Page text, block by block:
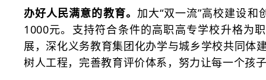
办好人民满意的教育。 加大“双一流”高校建设
1000元。支持符合条件的高职高专学校升格为
展，深化义务教育集团化办学与城乡学校共同体
树人工程，完善教育评价体系，努力让每一个孩